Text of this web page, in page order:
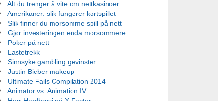
Alt du trenger å vite om nettkasinoer
Amerikaner: slik fungerer kortspillet
Slik finner du morsomme spill på nett
Gjør investeringen enda morsommere
Poker på nett
Lastetrekk
Sinnsyke gambling gevinster
Justin Bieber makeup
Ultimate Fails Compilation 2014
Animator vs. Animation IV